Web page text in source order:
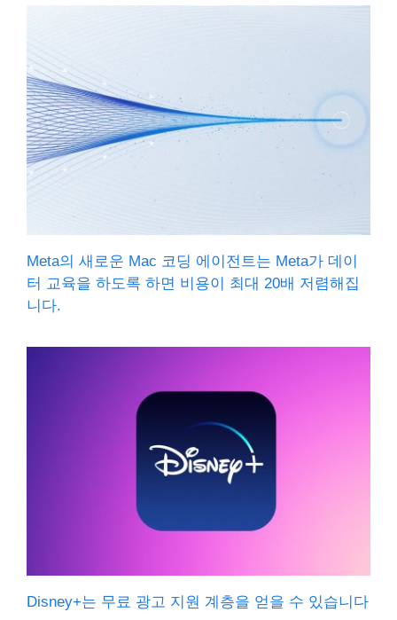
Meta의 새로운 Mac 코딩 에이전트는 Meta가 데이
터 교육을 하도록 하면 비용이 최대 20배 저렴해집
니다.
Disney+는 무료 광고 지원 계층을 얻을 수 있습니다